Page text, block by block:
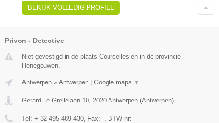
BEKIJK VOLLEDIG PROFIEL
Privon - Detective
Niet gevestigd in de plaats Courcelles en in de provincie
Henegouwen.
Antwerpen » Antwerpen Google maps ▼
Gerard Le Grellelaan 10, 2020 Antwerpen (Antwerpen)
Tel: + 32 495 489 430, Fax: -, BTW-nr: -